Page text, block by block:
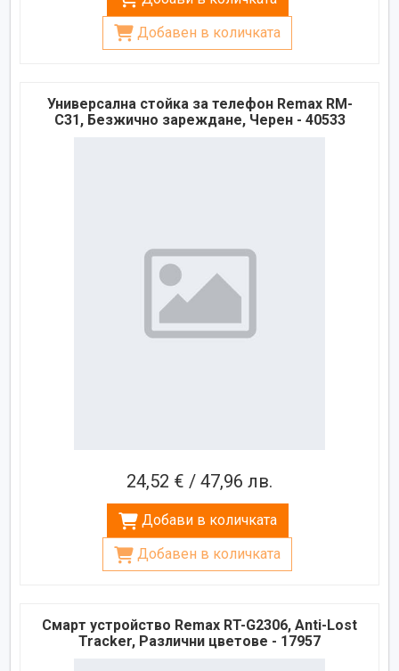
Добавен в количката
Универсална стойка за телефон Remax RM-
C31, Безжично зареждане, Черен - 40533
24,52 € / 47,96 лв.
Добави в количката
Добавен в количката
Смарт устройство Remax RT-G2306, Anti-Lost
Tracker, Различни цветове - 17957